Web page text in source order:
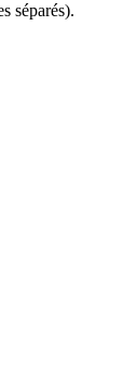
séparés).